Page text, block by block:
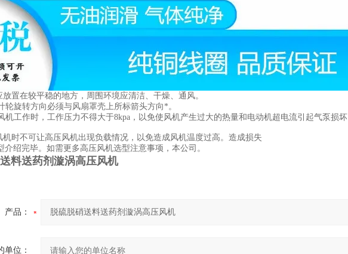
放置在较平稳的地方，周围环境应清洁、干燥、通风。
轮旋转方向必须与风扇罩壳上所标箭头方向*。
机工作时，工作压力不得大于8kpa，以免使风机产生过大的热量和电动机超电流引起气泵损坏
机时不可让高压风机出现负载情况，以免造成风机温度过高。造成损失
介绍完毕。如需更多高压风机选型注意事项，本公司。
料送药剂漩涡高压风机
产品：
单位：